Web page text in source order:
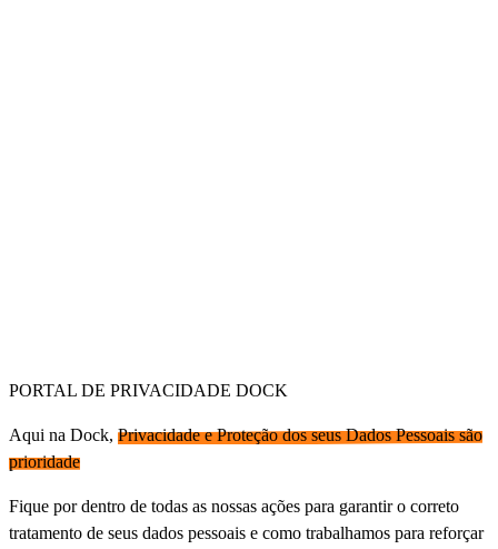
PORTAL DE PRIVACIDADE DOCK
Aqui na Dock, Privacidade e Proteção dos seus Dados Pessoais são
prioridade
Fique por dentro de todas as nossas ações para garantir o correto
tratamento de seus dados pessoais e como trabalhamos para reforçar